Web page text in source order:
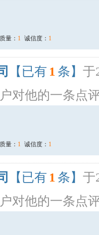
量： 1 诚信度： 1
【已有 1 条】 于
对他的一条点
量： 1 诚信度： 1
【已有 1 条】 于
对他的一条点